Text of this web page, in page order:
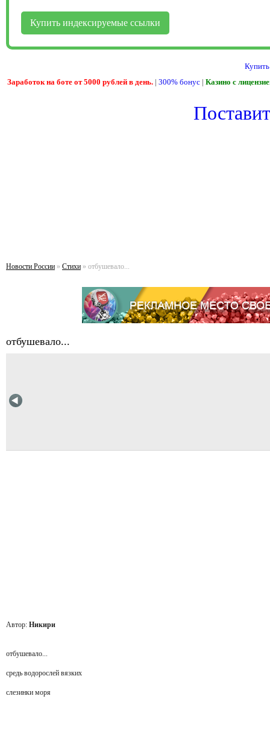
Купить индексируемые ссылки
Заработок на боте от 5000 рублей в день. | 300% бонус | Казино с
Новости России » Стихи » отбушевало...
отбушевало...
Автор: Никири
отбушевало...
средь водорослей вязких
слезинки моря